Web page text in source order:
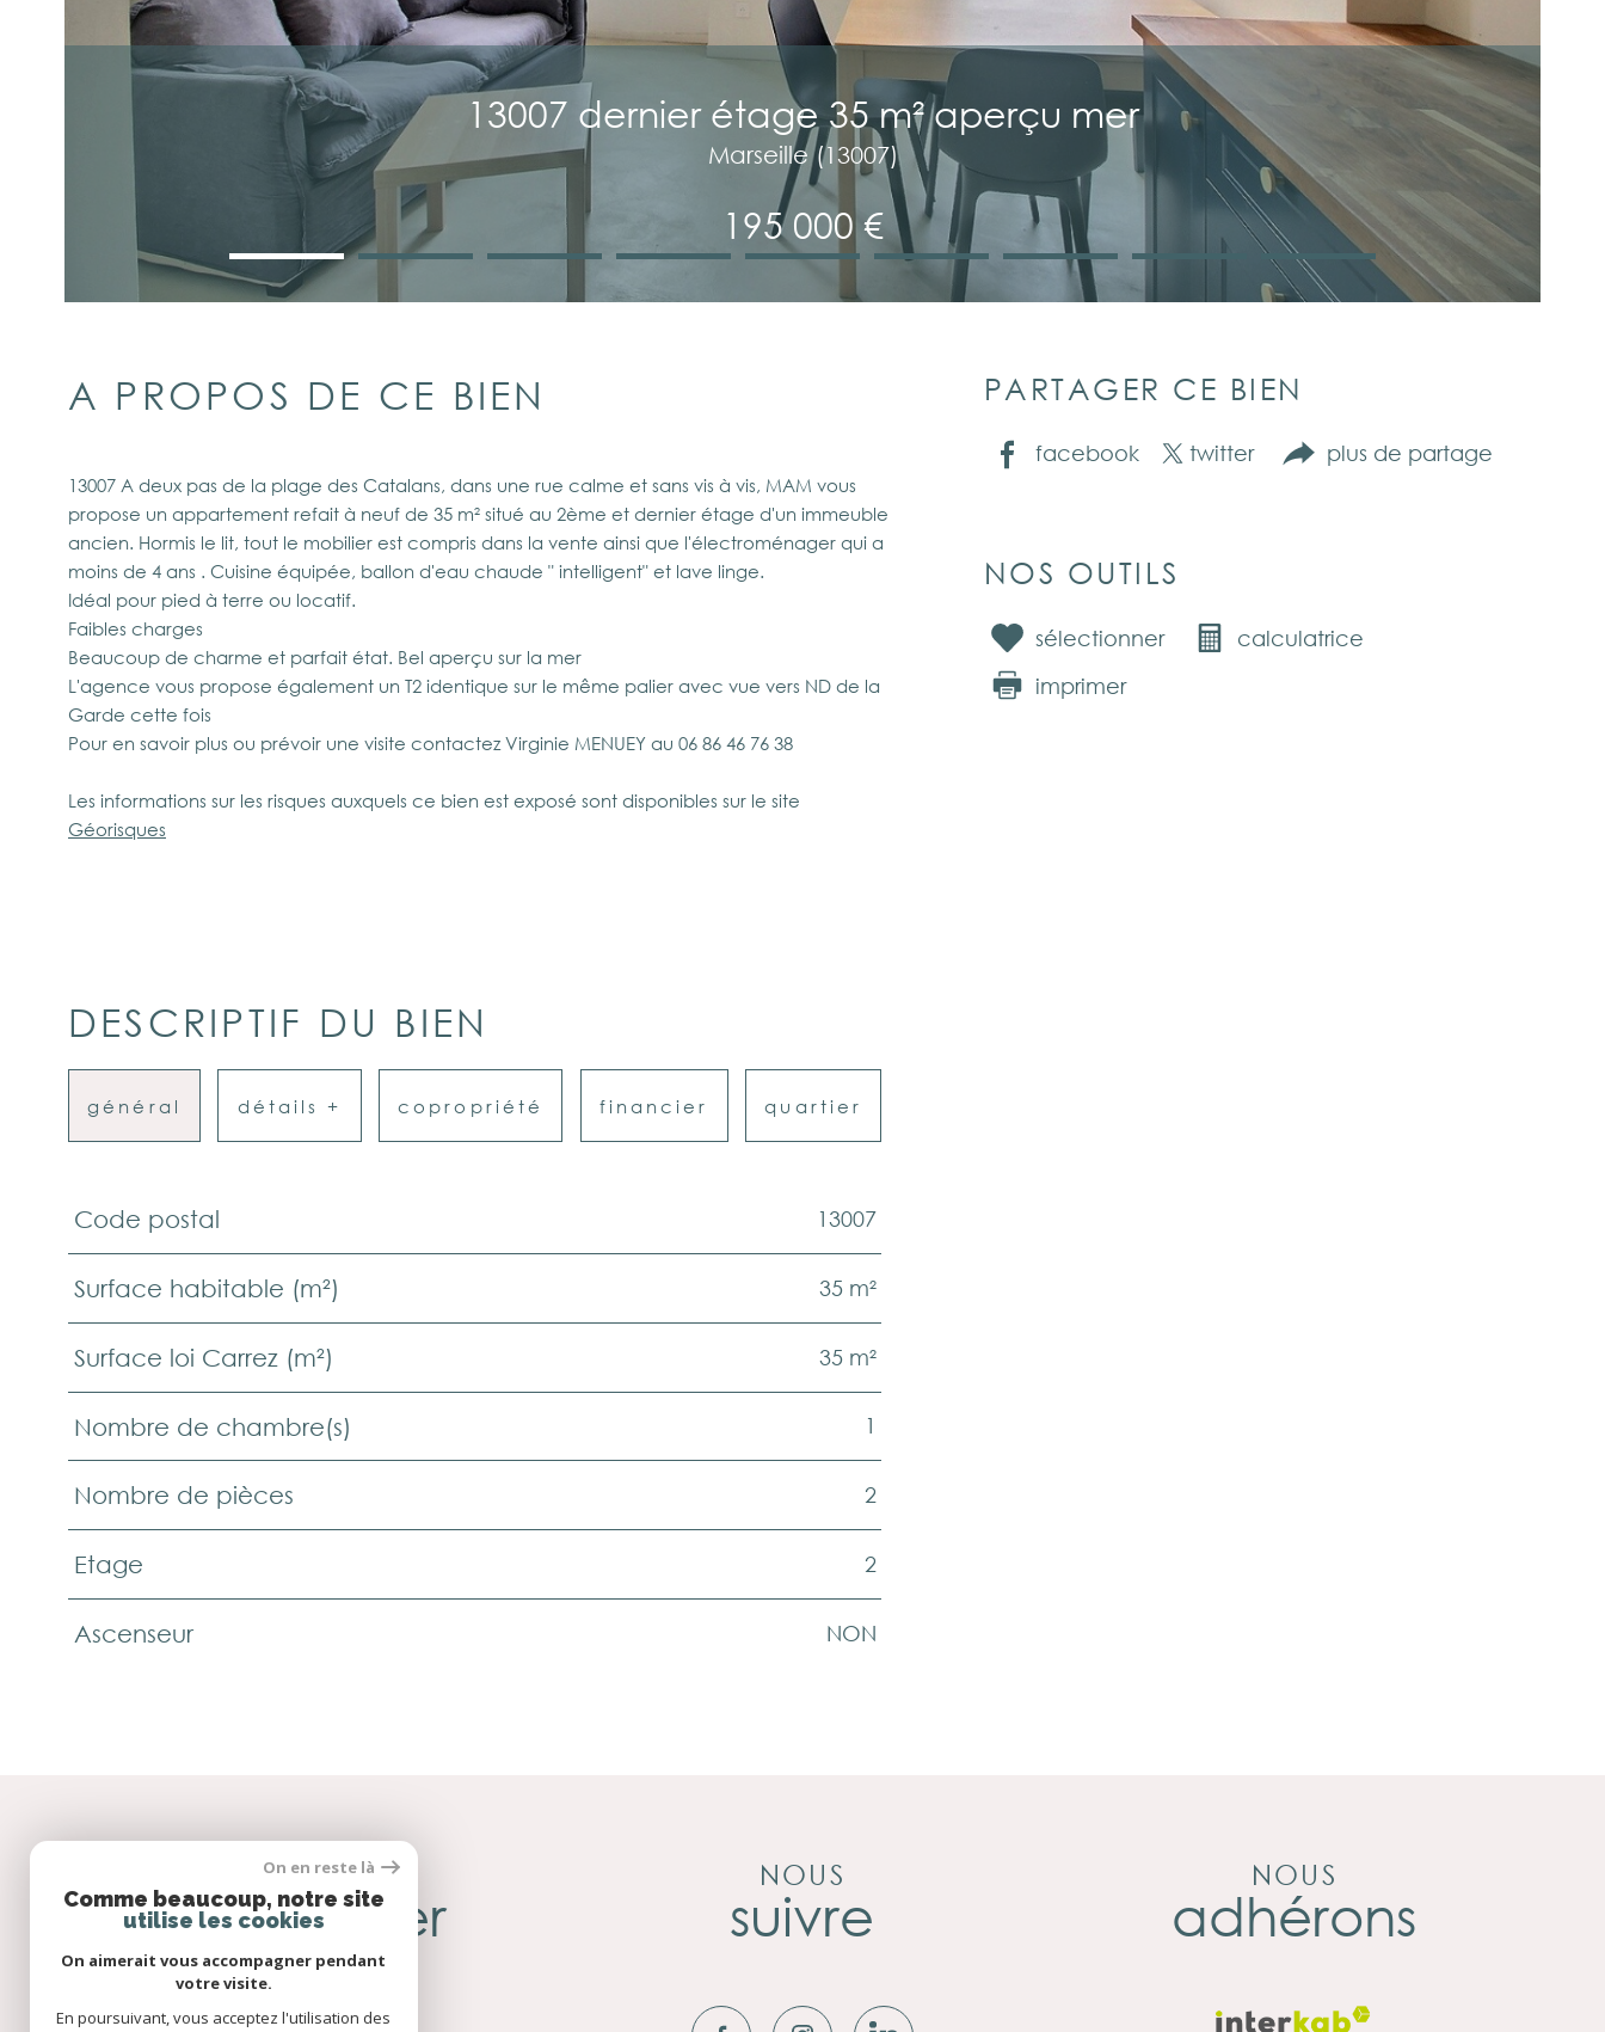
13007 dernier étage 35 m² aperçu mer
Marseille (13007)
195 000 €
A PROPOS DE CE BIEN
13007 A deux pas de la plage des Catalans, dans une rue calme et sans vis à vis, MAM vous
propose un appartement refait à neuf de 35 m² situé au 2ème et dernier étage d'un immeuble
ancien. Hormis le lit, tout le mobilier est compris dans la vente ainsi que l'électroménager qui a
moins de 4 ans . Cuisine équipée, ballon d'eau chaude " intelligent" et lave linge.
Idéal pour pied à terre ou locatif.
Faibles charges
Beaucoup de charme et parfait état. Bel aperçu sur la mer
L'agence vous propose également un T2 identique sur le même palier avec vue vers ND de la
Garde cette fois
Pour en savoir plus ou prévoir une visite contactez Virginie MENUEY au 06 86 46 76 38
Les informations sur les risques auxquels ce bien est exposé sont disponibles sur le site
Géorisques
PARTAGER CE BIEN
facebook twitter plus de partage
NOS OUTILS
sélectionner
calculatrice
imprimer
DESCRIPTIF DU BIEN
général détails + copropriété financier quartier
TRAD_PAMPERO_Caracteristique
Code postal 13007
Surface habitable (m²) 35 m²
Surface loi Carrez (m²) 35 m²
Nombre de chambre(s) 1
Nombre de pièces 2
Etage 2
Ascenseur NON
SE
connecter
NOUS
suivre
NOUS
adhérons
On en reste là
Comme beaucoup, notre site
utilise les cookies
On aimerait vous accompagner pendant
votre visite.
En poursuivant, vous acceptez l'utilisation des